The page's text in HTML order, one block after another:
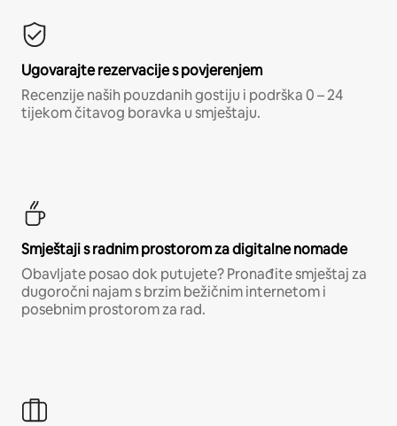
Ugovarajte rezervacije s povjerenjem
Recenzije naših pouzdanih gostiju i podrška 0 – 24
tijekom čitavog boravka u smještaju.
Smještaji s radnim prostorom za digitalne nomade
Obavljate posao dok putujete? Pronađite smještaj za
dugoročni najam s brzim bežičnim internetom i
posebnim prostorom za rad.